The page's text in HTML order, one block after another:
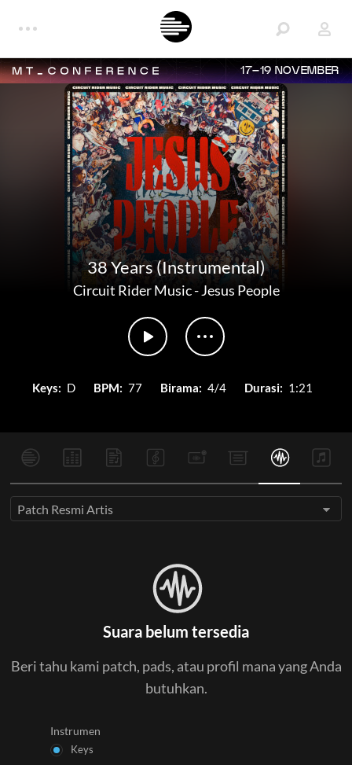
17–19 NOVEMBER
38 Years (Instrumental)
Circuit Rider Music-Jesus People
Keys: D BPM: 77 Birama: 4/4 Durasi: 1:21
Patch Resmi Artis
Suara belum tersedia
Beri tahu kami patch, pads, atau profil mana yang Anda
butuhkan.
Instrumen
Keys